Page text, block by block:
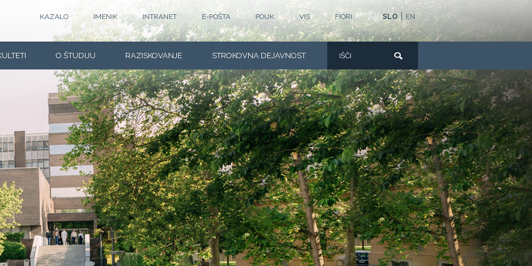
SLO EN
KAZALO IMENIK INTRANET E-POŠTA POUK VIS FIORI
O ŠTUDIJU RAZISKOVANJE STROKOVNA DEJAVNOST